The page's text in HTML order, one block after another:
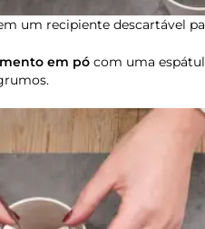
um recipiente descartável
em pó com uma